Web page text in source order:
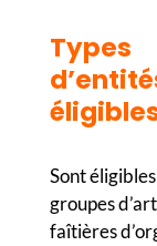
Types
Sont
groupes
faîtières